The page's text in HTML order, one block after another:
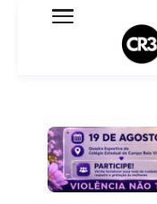
Expediente
Termo de Uso
Sobre o blog